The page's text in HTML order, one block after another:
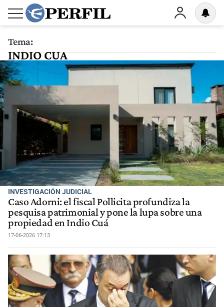
Tema:
INDIO CUA
INVESTIGACIÓN JUDICIAL
Caso Adorni: el fiscal Pollicita profundiza la
pesquisa patrimonial y pone la lupa sobre una
propiedad en Indio Cuá
17-06-2026 17:13